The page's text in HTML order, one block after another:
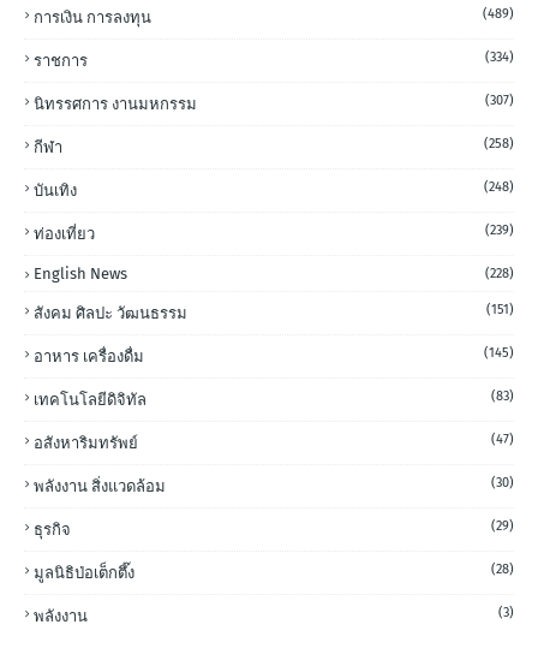
การเงิน การลงทุน (489)
ราชการ (334)
นิทรรศการ งานมหกรรม (307)
กีฬา (258)
บันเทิง (248)
ท่องเที่ยว (239)
English News (228)
สังคม ศิลปะ วัฒนธรรม (151)
อาหาร เครื่องดื่ม (145)
เทคโนโลยีดิจิทัล (83)
อสังหาริมทรัพย์ (47)
พลังงาน สิ่งแวดล้อม (30)
ธุรกิจ (29)
มูลนิธิป่อเต็กตึ๊ง (28)
พลังงาน (3)